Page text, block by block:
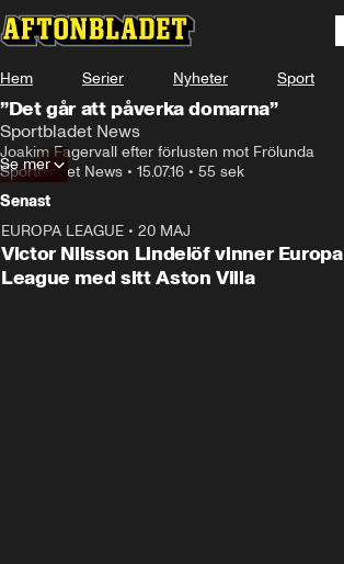
Hem Serier Nyheter Sport
”Det går att påverka domarna”
Sportbladet News
Joakim Fagervall efter förlusten mot Frölunda
Sportbladet News • 15.07.16 • 55 sek
Se mer
Senast
EUROPA LEAGUE • 20 MAJ
Victor Nilsson Lindelöf vinner Europa
League med sitt Aston Villa